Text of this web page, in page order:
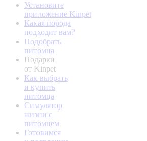
Установите
приложение Kinpet
Какая порода
подходит вам?
Подобрать
питомца
Подарки
от Kinpet
Как выбрать
и купить
питомца
Симулятор
жизни с
питомцем
Готовимся